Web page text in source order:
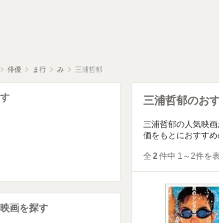
俳優 ま行 み 三浦哲郁
三浦哲郁のお
三浦哲郁の人気映
価をもとにおすすめ
全 2件中 1～2件を
画を探す